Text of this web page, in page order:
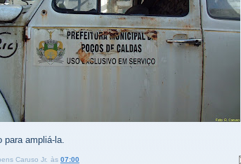
para ampliá-la.
Caruso Jr. às 07:00